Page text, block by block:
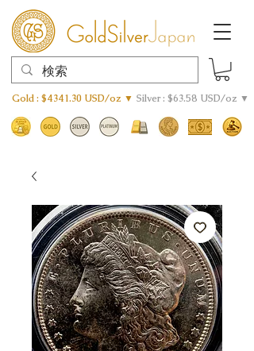
Gold : $4341.30 USD/oz ▼ Silver : $63.58 USD/oz ▼